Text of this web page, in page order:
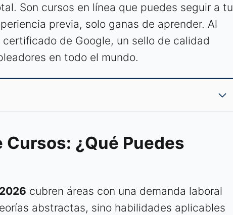
Son cursos en línea que puedes seguir a tu
previa, solo ganas de aprender. Al
de Google, un sello de calidad
en todo el mundo.
Cursos: ¿Qué Puedes
cubren áreas con una demanda laboral
abstractas, sino habilidades aplicables